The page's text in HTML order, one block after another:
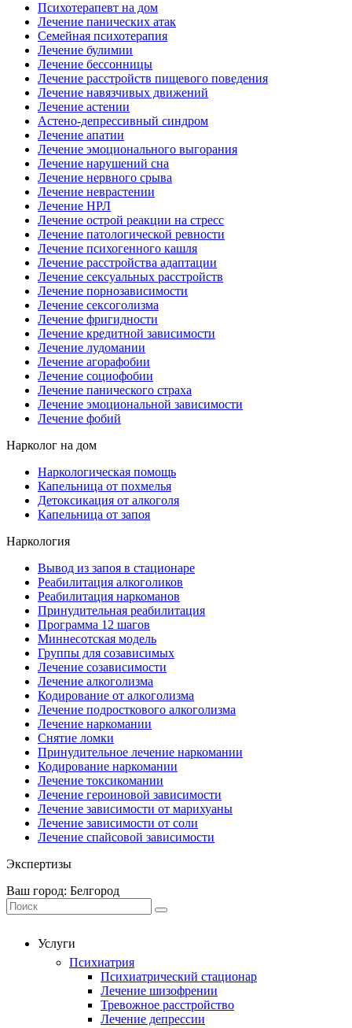
Психотерапевт на дом
Лечение панических атак
Семейная психотерапия
Лечение булимии
Лечение бессонницы
Лечение расстройств пищевого поведения
Лечение навязчивых движений
Лечение астении
Астено-депрессивный синдром
Лечение апатии
Лечение эмоционального выгорания
Лечение нарушений сна
Лечение нервного срыва
Лечение неврастении
Лечение НРЛ
Лечение острой реакции на стресс
Лечение патологической ревности
Лечение психогенного кашля
Лечение расстройства адаптации
Лечение сексуальных расстройств
Лечение порнозависимости
Лечение сексоголизма
Лечение фригидности
Лечение кредитной зависимости
Лечение лудомании
Лечение агорафобии
Лечение социофобии
Лечение панического страха
Лечение эмоциональной зависимости
Лечение фобий
Нарколог на дом
Наркологическая помощь
Капельница от похмелья
Детоксикация от алкоголя
Капельница от запоя
Наркология
Вывод из запоя в стационаре
Реабилитация алкоголиков
Реабилитация наркоманов
Принудительная реабилитация
Программа 12 шагов
Миннесотская модель
Группы для созависимых
Лечение созависимости
Лечение алкоголизма
Кодирование от алкоголизма
Лечение подросткового алкоголизма
Лечение наркомании
Снятие ломки
Принудительное лечение наркомании
Кодирование наркомании
Лечение токсикомании
Лечение героиновой зависимости
Лечение зависимости от марихуаны
Лечение зависимости от соли
Лечение спайсовой зависимости
Экспертизы
Ваш город: Белгород
Услуги
Психиатрия
Психиатрический стационар
Лечение шизофрении
Тревожное расстройство
Лечение депрессии